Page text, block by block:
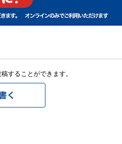
することができます。